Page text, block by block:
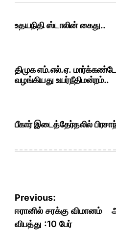
உதயநிதி ஸ்டாலின் கைது..
திமுக எம்.எல்.ஏ.
வழங்கியது உயர்நீதிமன்றம்..
பீகார் இடைத்தேர்தலில்
Post
navigation
Previous:
ஈரானில் சரக்கு விமானம்
விபத்து :10 பேர்